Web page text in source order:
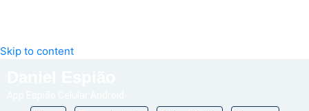
Skip to content